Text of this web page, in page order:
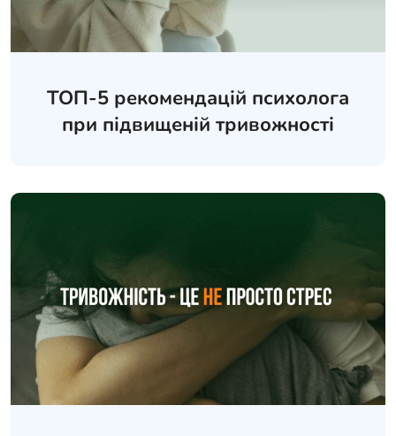
ТОП-5 рекомендацій психолога
при підвищеній тривожності